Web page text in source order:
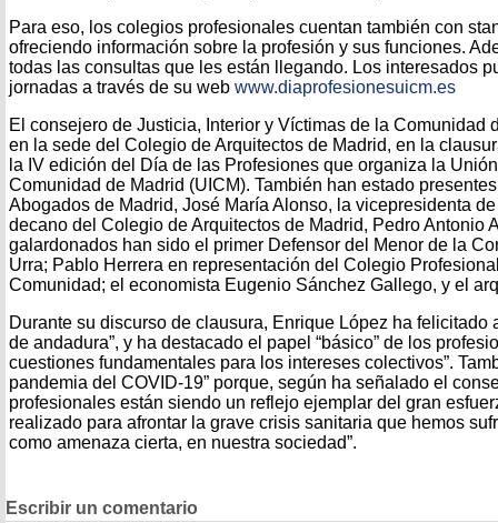
Para eso, los colegios profesionales cuentan también con
ofreciendo información sobre la profesión y sus funciones.
todas las consultas que les están llegando. Los interesados
jornadas a través de su web www.diaprofesionesuicm.es
El consejero de Justicia, Interior y Víctimas de la Comunidad
en la sede del Colegio de Arquitectos de Madrid, en la
la IV edición del Día de las Profesiones que organiza la
Comunidad de Madrid (UICM). También han estado
Abogados de Madrid, José María Alonso, la vicepresidenta
decano del Colegio de Arquitectos de Madrid, Pedro Antonio
galardonados han sido el primer Defensor del Menor de la
Urra; Pablo Herrera en representación del Colegio
Comunidad; el economista Eugenio Sánchez Gallego, y el
Durante su discurso de clausura, Enrique López ha felicitado
de andadura”, y ha destacado el papel “básico” de los
cuestiones fundamentales para los intereses colectivos”.
pandemia del COVID-19” porque, según ha señalado el
profesionales están siendo un reflejo ejemplar del gran
realizado para afrontar la grave crisis sanitaria que hemos
como amenaza cierta, en nuestra sociedad”.
Escribir un comentario